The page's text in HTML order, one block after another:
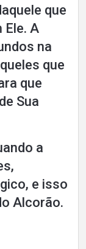
que
A
na
que
que
Sua
a
e isso
Alcorão.